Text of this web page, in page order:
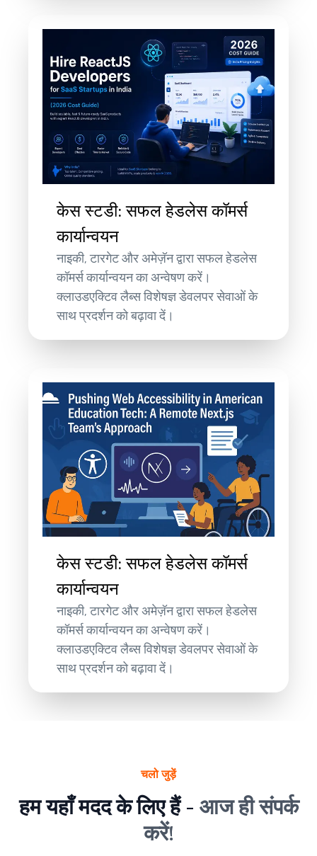
केस स्टडी: सफल हेडलेस कॉमर्स
कार्यान्वयन
नाइकी, टारगेट और अमेज़ॅन द्वारा सफल हेडलेस
कॉमर्स कार्यान्वयन का अन्वेषण करें।
क्लाउडएक्टिव लैब्स विशेषज्ञ डेवलपर सेवाओं के
साथ प्रदर्शन को बढ़ावा दें।
केस स्टडी: सफल हेडलेस कॉमर्स
कार्यान्वयन
नाइकी, टारगेट और अमेज़ॅन द्वारा सफल हेडलेस
कॉमर्स कार्यान्वयन का अन्वेषण करें।
क्लाउडएक्टिव लैब्स विशेषज्ञ डेवलपर सेवाओं के
साथ प्रदर्शन को बढ़ावा दें।
चलो जुड़ें
हम यहाँ मदद के लिए हैं - आज ही संपर्क
करें!